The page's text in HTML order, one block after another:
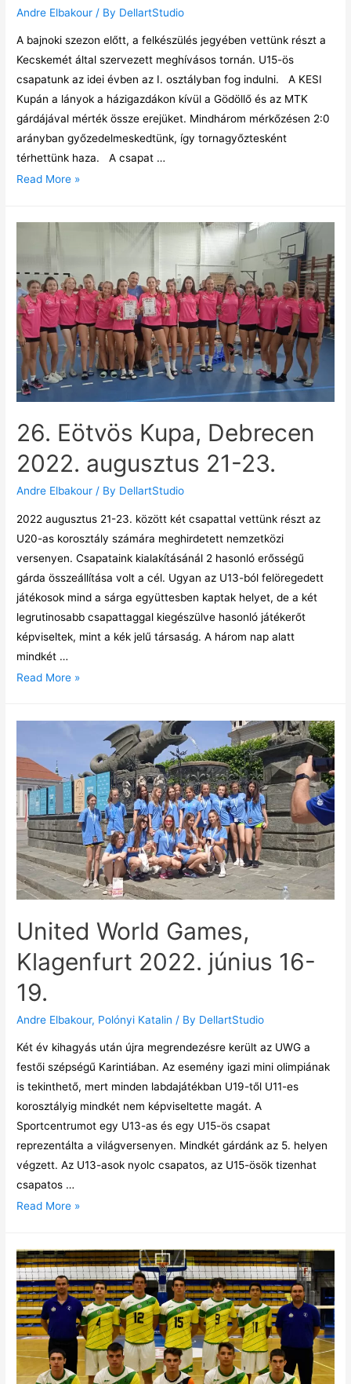
Andre Elbakour / By DellartStudio
A bajnoki szezon előtt, a felkészülés jegyében vettünk részt a
Kecskemét által szervezett meghívásos tornán. U15-ös
csapatunk az idei évben az I. osztályban fog indulni. A KESI
Kupán a lányok a házigazdákon kívül a Gödöllő és az MTK
gárdájával mérték össze erejüket. Mindhárom mérkőzésen 2:0
arányban győzedelmeskedtünk, így tornagyőztesként
térhettünk haza. A csapat …
Read More »
26. Eötvös Kupa, Debrecen
2022. augusztus 21-23.
Andre Elbakour / By DellartStudio
2022 augusztus 21-23. között két csapattal vettünk részt az
U20-as korosztály számára meghirdetett nemzetközi
versenyen. Csapataink kialakításánál 2 hasonló erősségű
gárda összeállítása volt a cél. Ugyan az U13-ból felöregedett
játékosok mind a sárga együttesben kaptak helyet, de a két
legrutinosabb csapattaggal kiegészülve hasonló játékerőt
képviseltek, mint a kék jelű társaság. A három nap alatt
mindkét …
Read More »
United World Games,
Klagenfurt 2022. június 16-
19.
Andre Elbakour, Polónyi Katalin / By DellartStudio
Két év kihagyás után újra megrendezésre került az UWG a
festői szépségű Karintiában. Az esemény igazi mini olimpiának
is tekinthető, mert minden labdajátékban U19-től U11-es
korosztályig mindkét nem képviseltette magát. A
Sportcentrumot egy U13-as és egy U15-ös csapat
reprezentálta a világversenyen. Mindkét gárdánk az 5. helyen
végzett. Az U13-asok nyolc csapatos, az U15-ösök tizenhat
csapatos …
Read More »